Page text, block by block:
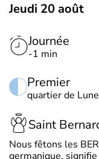
Jeudi 20 août
Journée
-1 min
Premier
quartier de Lune
Saint
Nous fêtons les
germanique,